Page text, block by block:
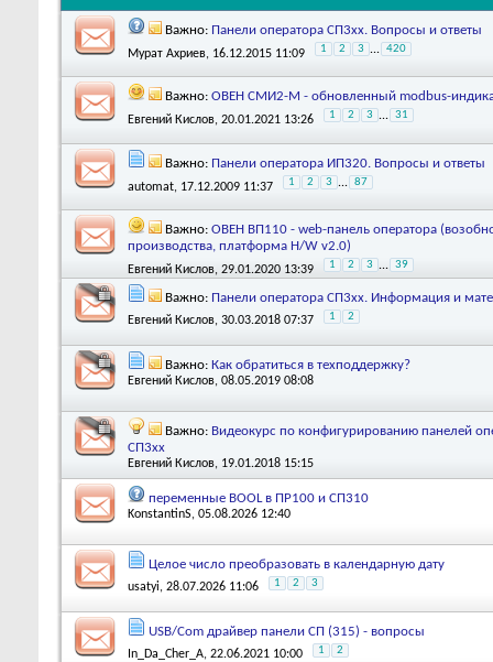
Важно: Панели оператора СП3xx. Вопросы и ответы
Мурат Ахриев, 16.12.2015 11:09 1 2 3 ... 420
Важно: ОВЕН СМИ2-М - обновленный modbus-
Евгений Кислов, 20.01.2021 13:26 1 2 3 ... 31
Важно: Панели оператора ИП320. Вопросы и ответы
automat, 17.12.2009 11:37 1 2 3 ... 87
Важно: ОВЕН ВП110 - web-панель оператора
производства, платформа H/W v2.0)
Евгений Кислов, 29.01.2020 13:39 1 2 3 ... 39
Важно: Панели оператора СП3хх. Информация и
Евгений Кислов, 30.03.2018 07:37 1 2
Важно: Как обратиться в техподдержку?
Евгений Кислов, 08.05.2019 08:08
Важно: Видеокурс по конфигурированию панелей
СП3хх
Евгений Кислов, 19.01.2018 15:15
переменные BOOL в ПР100 и СП310
KonstantinS, 05.08.2026 12:40
Целое число преобразовать в календарную дату
usatyi, 28.07.2026 11:06 1 2 3
USB/Com драйвер панели СП (315) - вопросы
In_Da_Cher_A, 22.06.2021 10:00 1 2